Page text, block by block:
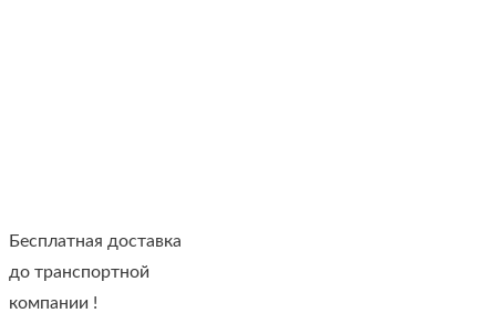
Бесплатная доставка
до транспортной
компании !